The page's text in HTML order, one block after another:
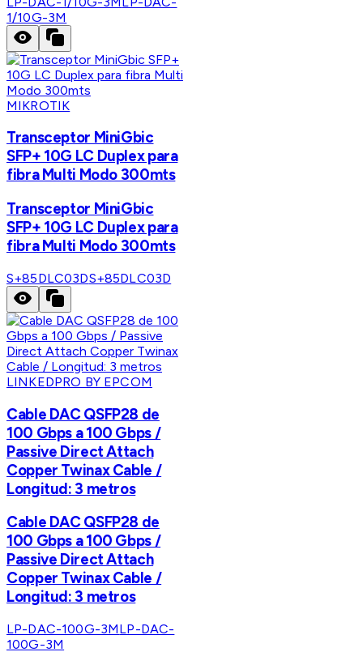
1/10G-3M
MIKROTIK
Transceptor MiniGbic
SFP+ 10G LC Duplex para
fibra Multi Modo 300mts
Transceptor MiniGbic
SFP+ 10G LC Duplex para
fibra Multi Modo 300mts
S+85DLC03DS+85DLC03D
LINKEDPRO BY EPCOM
Cable DAC QSFP28 de
100 Gbps a 100 Gbps /
Passive Direct Attach
Copper Twinax Cable /
Longitud: 3 metros
Cable DAC QSFP28 de
100 Gbps a 100 Gbps /
Passive Direct Attach
Copper Twinax Cable /
Longitud: 3 metros
LP-DAC-100G-3MLP-DAC-
100G-3M